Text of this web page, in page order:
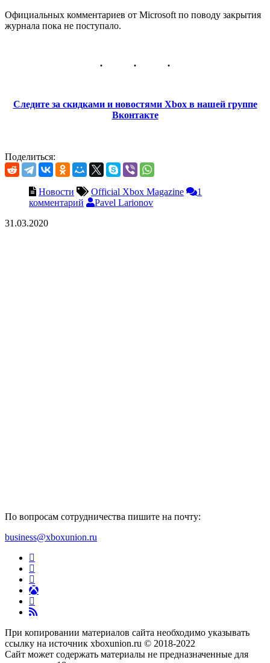
Официальных комментариев от Microsoft по поводу закрытия
журнала пока не поступало.
Следите за скидками и новостями Xbox в нашей группе
Вконтакте
Поделиться:
Новости Official Xbox Magazine
1
комментарий
Pavel Larionov
31.03.2020
По вопросам сотрудничества пишите на почту:
business@xboxunion.ru
При копировании материалов сайта необходимо указывать
ссылку на источник xboxunion.ru © 2018-2022
Сайт может содержать материалы не предназначенные для